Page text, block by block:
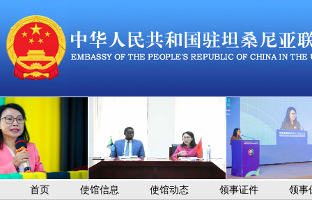
首页 使馆信息 使馆动态 领事证件 领事